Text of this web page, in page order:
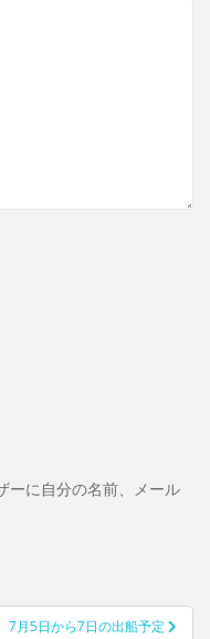
ーに自分の名前、メール
7月5日から7日の出船予定